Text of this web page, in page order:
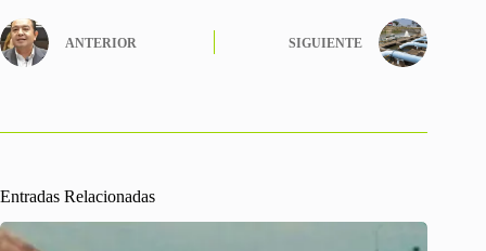
ANTERIOR SIGUIENTE
Entradas Relacionadas